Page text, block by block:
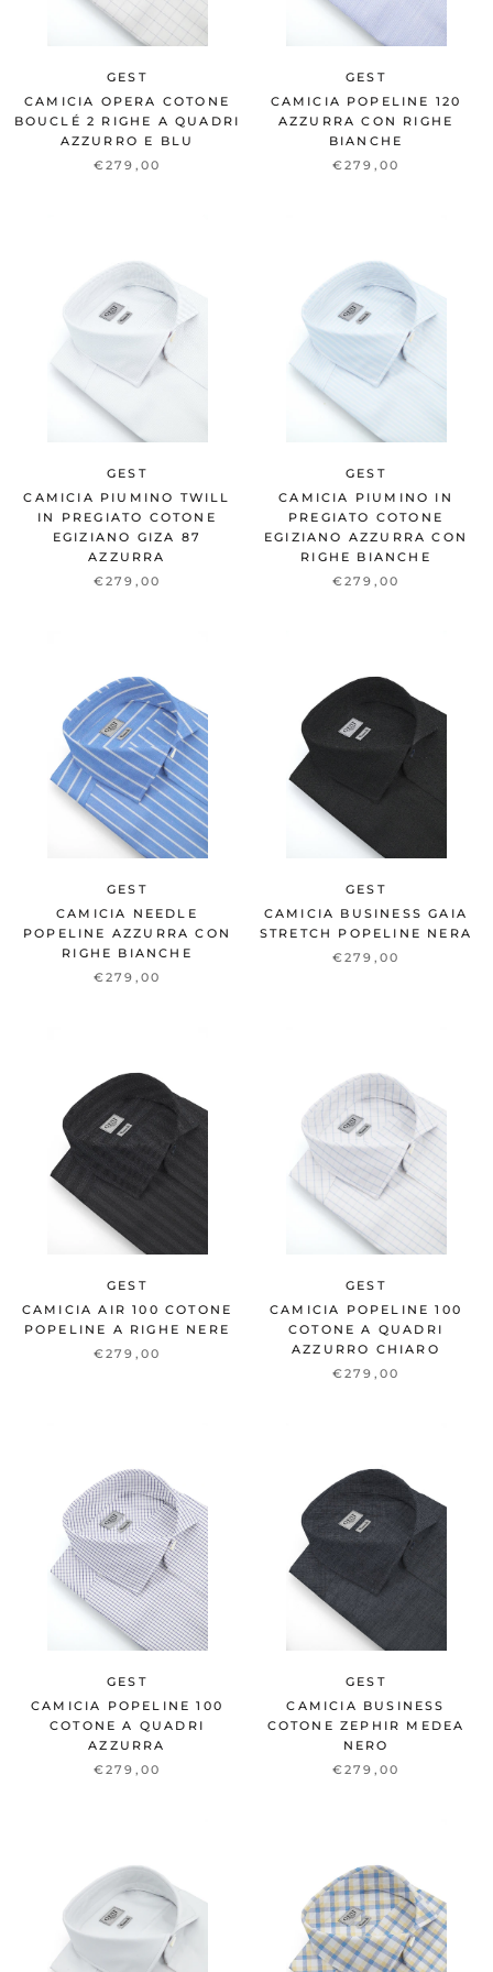
GEST
CAMICIA OPERA COTONE
BOUCLÉ 2 RIGHE A QUADRI
AZZURRO E BLU
€279,00
GEST
CAMICIA POPELINE 120
AZZURRA CON RIGHE
BIANCHE
€279,00
GEST
CAMICIA PIUMINO TWILL
IN PREGIATO COTONE
EGIZIANO GIZA 87
AZZURRA
€279,00
GEST
CAMICIA PIUMINO IN
PREGIATO COTONE
EGIZIANO AZZURRA CON
RIGHE BIANCHE
€279,00
GEST
CAMICIA NEEDLE
POPELINE AZZURRA CON
RIGHE BIANCHE
€279,00
GEST
CAMICIA BUSINESS GAIA
STRETCH POPELINE NERA
€279,00
GEST
CAMICIA AIR 100 COTONE
POPELINE A RIGHE NERE
€279,00
GEST
CAMICIA POPELINE 100
COTONE A QUADRI
AZZURRO CHIARO
€279,00
GEST
CAMICIA POPELINE 100
COTONE A QUADRI
AZZURRA
€279,00
GEST
CAMICIA BUSINESS
COTONE ZEPHIR MEDEA
NERO
€279,00